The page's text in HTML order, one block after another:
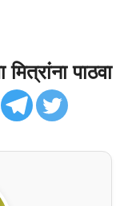
मित्रांना पाठवा